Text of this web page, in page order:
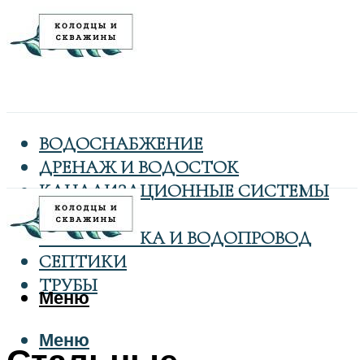
ВОДОСНАБЖЕНИЕ
ДРЕНАЖ И ВОДОСТОК
КАНАЛИЗАЦИОННЫЕ СИСТЕМЫ
КОЛОДЦЫ
САНТЕХНИКА И ВОДОПРОВОД
СЕПТИКИ
ТРУБЫ
Меню
Меню